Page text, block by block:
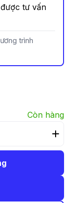
tư vấn
trình
Còn hàng